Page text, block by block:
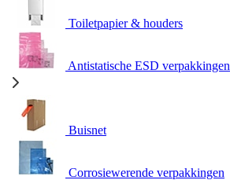
Toiletpapier & houders
Antistatische ESD verpakkingen
Buisnet
Corrosiewerende verpakkingen